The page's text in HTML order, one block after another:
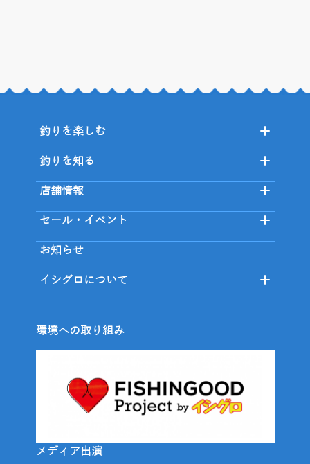
釣りを楽しむ
釣りを知る
店舗情報
セール・イベント
お知らせ
イシグロについて
環境への取り組み
メディア出演